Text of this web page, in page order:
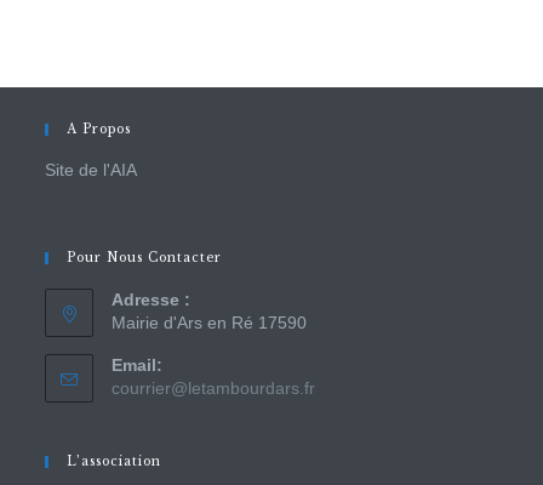
A Propos
Site de l'AIA
Pour Nous Contacter
Adresse :
Mairie d'Ars en Ré 17590
Email:
courrier@letambourdars.fr
L’association